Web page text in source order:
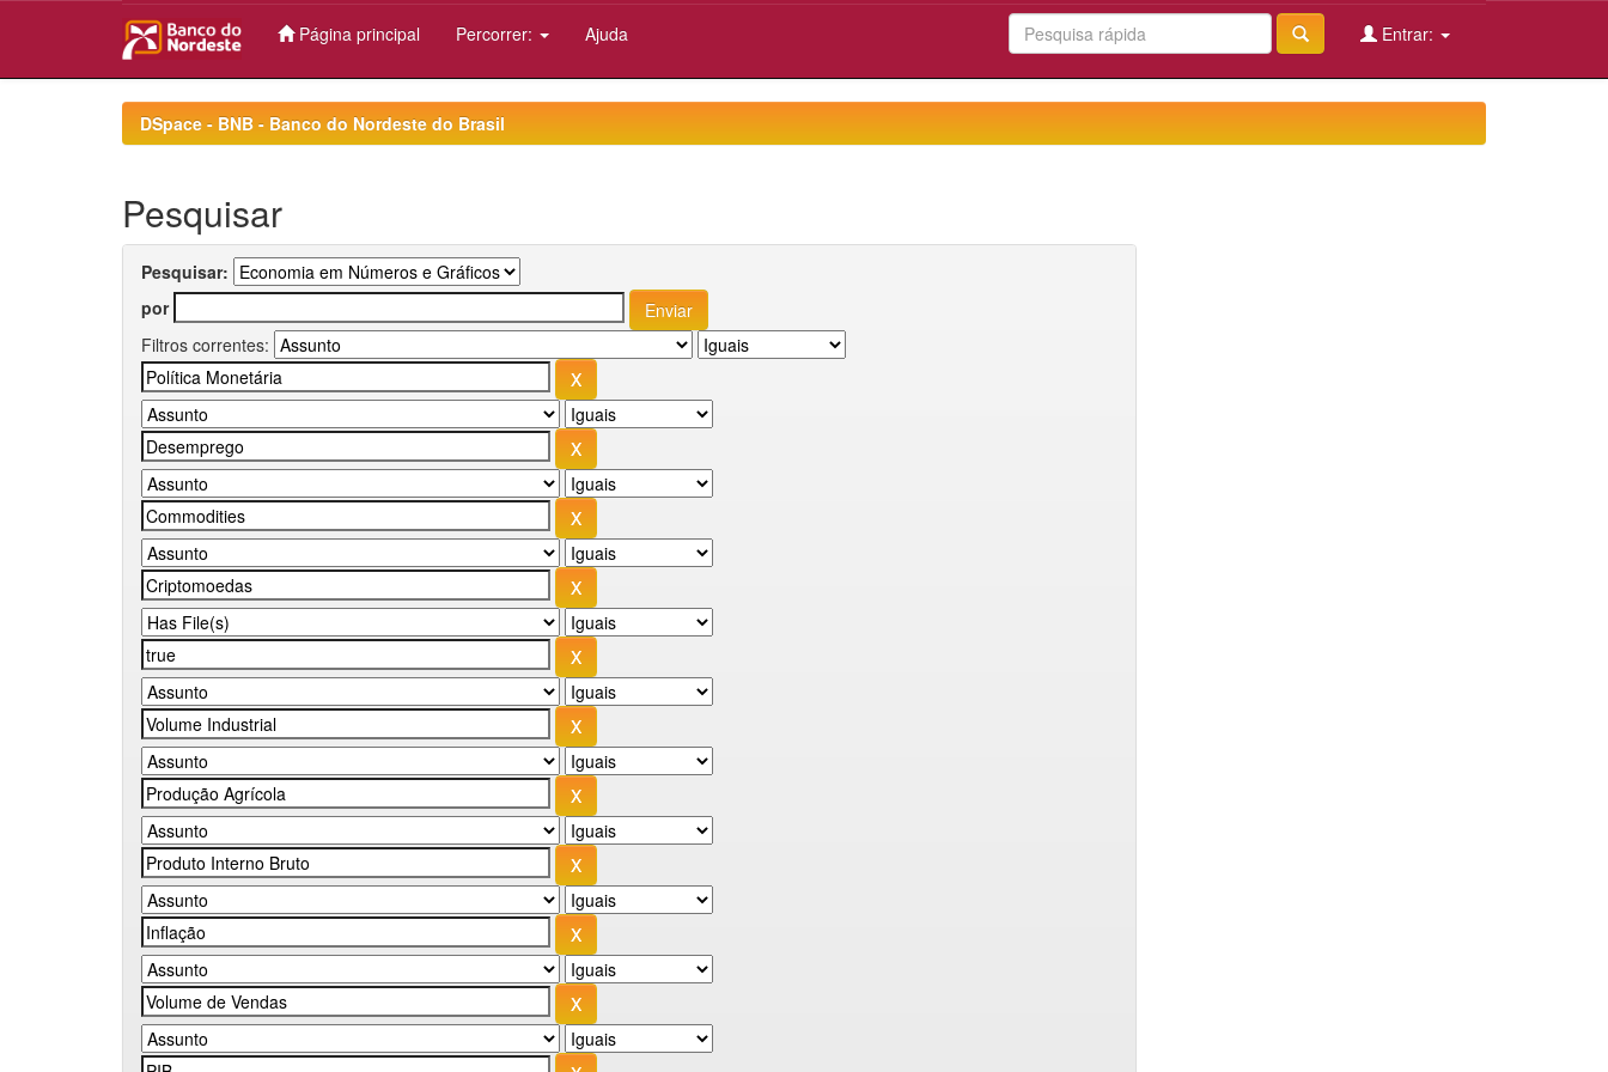
Página principal Percorrer: Ajuda Entrar:
DSpace - BNB - Banco do Nordeste do Brasil
Pesquisar
Pesquisar:
por
Filtros correntes: